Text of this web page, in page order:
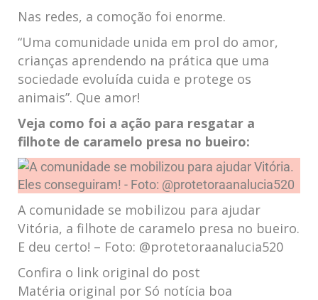
Nas redes, a comoção foi enorme.
“Uma comunidade unida em prol do amor,
crianças aprendendo na prática que uma
sociedade evoluída cuida e protege os
animais”. Que amor!
Veja como foi a ação para resgatar a
filhote de caramelo presa no bueiro:
A comunidade se mobilizou para ajudar
Vitória, a filhote de caramelo presa no bueiro.
E deu certo! – Foto: @protetoraanalucia520
Confira o link original do post
Matéria original por Só notícia boa